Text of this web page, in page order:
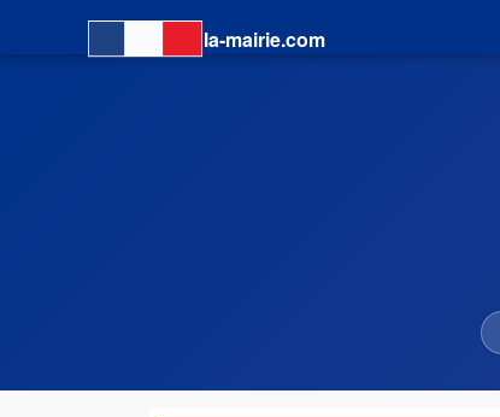
la-mairie.com